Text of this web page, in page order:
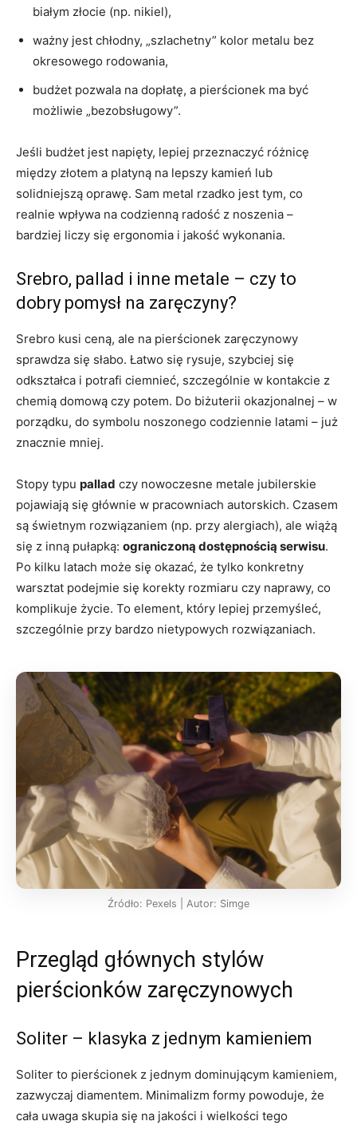
białym złocie (np. nikiel),
ważny jest chłodny, „szlachetny” kolor metalu bez
okresowego rodowania,
budżet pozwala na dopłatę, a pierścionek ma być
możliwie „bezobsługowy”.
Jeśli budżet jest napięty, lepiej przeznaczyć różnicę
między złotem a platyną na lepszy kamień lub
solidniejszą oprawę. Sam metal rzadko jest tym, co
realnie wpływa na codzienną radość z noszenia –
bardziej liczy się ergonomia i jakość wykonania.
Srebro, pallad i inne metale – czy to
dobry pomysł na zaręczyny?
Srebro kusi ceną, ale na pierścionek zaręczynowy
sprawdza się słabo. Łatwo się rysuje, szybciej się
odkształca i potrafi ciemnieć, szczególnie w kontakcie z
chemią domową czy potem. Do biżuterii okazjonalnej – w
porządku, do symbolu noszonego codziennie latami – już
znacznie mniej.
Stopy typu pallad czy nowoczesne metale jubilerskie
pojawiają się głównie w pracowniach autorskich. Czasem
są świetnym rozwiązaniem (np. przy alergiach), ale wiążą
się z inną pułapką: ograniczoną dostępnością serwisu.
Po kilku latach może się okazać, że tylko konkretny
warsztat podejmie się korekty rozmiaru czy naprawy, co
komplikuje życie. To element, który lepiej przemyśleć,
szczególnie przy bardzo nietypowych rozwiązaniach.
Źródło: Pexels | Autor: Simge
Przegląd głównych stylów
pierścionków zaręczynowych
Soliter – klasyka z jednym kamieniem
Soliter to pierścionek z jednym dominującym kamieniem,
zazwyczaj diamentem. Minimalizm formy powoduje, że
cała uwaga skupia się na jakości i wielkości tego